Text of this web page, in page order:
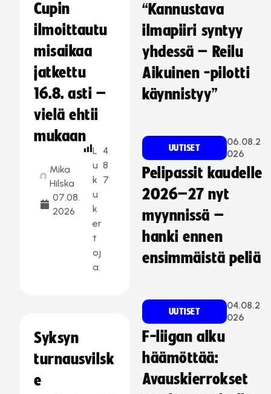
Cupin
ilmoittautu
misaikaa
jatkettu
16.8. asti –
vielä ehtii
mukaan
Mika
Hilska
07.08.
2026
L
u
k
u
k
er
t
oj
a:
4
8
7
Syksyn
turnausvilsk
e
“Kannustava
ilmapiiri syntyy
yhdessä – Reilu
Aikuinen -pilotti
käynnistyy”
UUTISET
06.08.2
026
Pelipassit kaudelle
2026–27 nyt
myynnissä –
hanki ennen
ensimmäistä peliä
UUTISET
04.08.2
026
F-liigan alku
häämöttää:
Avauskierrokset